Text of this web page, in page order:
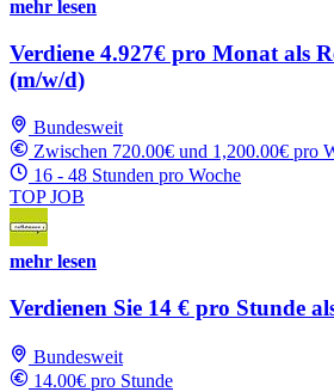
mehr lesen
Verdiene 4.927€ pro Monat als
(m/w/d)
Bundesweit
Zwischen 720.00€ und 1,200.00€ pro
16 - 48 Stunden pro Woche
TOP JOB
mehr lesen
Verdienen Sie 14 € pro Stunde
Bundesweit
14.00€ pro Stunde